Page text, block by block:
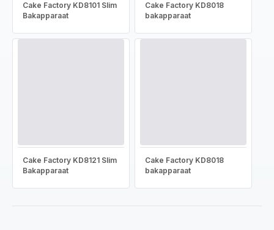
Cake Factory KD8101 Slim
Bakapparaat
Cake Factory KD8018
bakapparaat
Cake Factory KD8121 Slim
Bakapparaat
Cake Factory KD8018
bakapparaat